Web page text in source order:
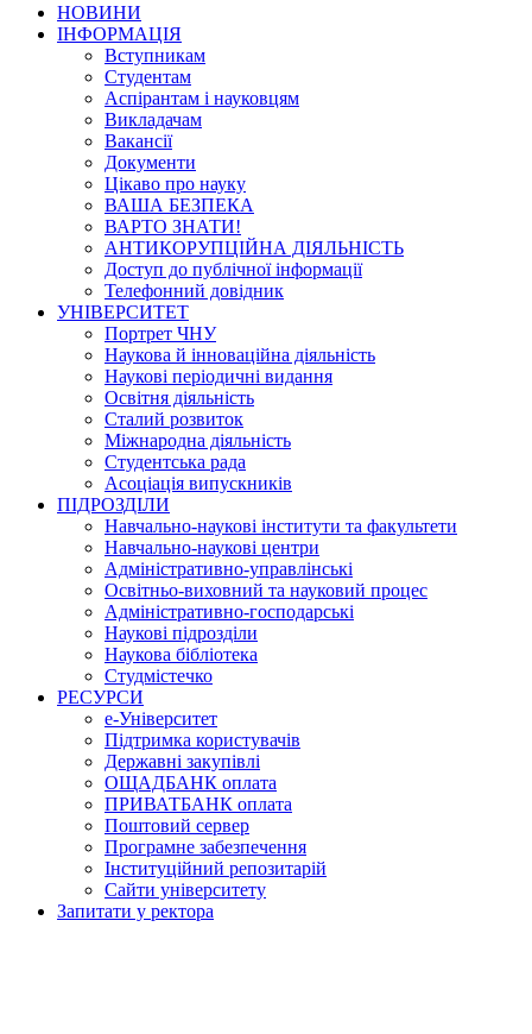
НОВИНИ
ІНФОРМАЦІЯ
Вступникам
Студентам
Аспірантам і науковцям
Викладачам
Вакансії
Документи
Цікаво про науку
ВАША БЕЗПЕКА
ВАРТО ЗНАТИ!
АНТИКОРУПЦІЙНА ДІЯЛЬНІСТЬ
Доступ до публічної інформації
Телефонний довідник
УНІВЕРСИТЕТ
Портрет ЧНУ
Наукова й інноваційна діяльність
Наукові періодичні видання
Освітня діяльність
Сталий розвиток
Міжнародна діяльність
Студентська рада
Асоціація випускників
ПІДРОЗДІЛИ
Навчально-наукові інститути та факультети
Навчально-наукові центри
Адміністративно-управлінські
Освітньо-виховний та науковий процес
Адміністративно-господарські
Наукові підрозділи
Наукова бібліотека
Студмістечко
РЕСУРСИ
е-Університет
Підтримка користувачів
Державні закупівлі
ОЩАДБАНК оплата
ПРИВАТБАНК оплата
Поштовий сервер
Програмне забезпечення
Інституційний репозитарій
Сайти університету
Запитати у ректора